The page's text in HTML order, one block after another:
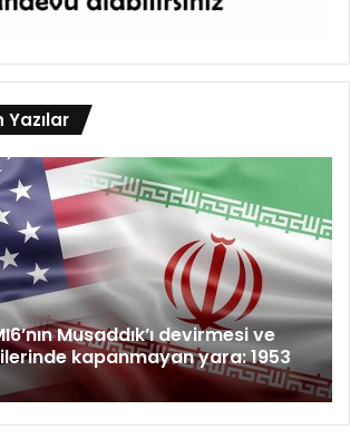
Yazılar
Musaddık’ı devirmesi ve
kapanmayan yara: 1953